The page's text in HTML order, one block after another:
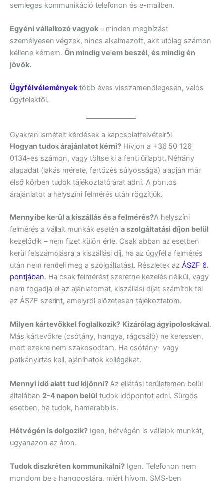
semleges kommunikáció telefonon és e-mailben.
Egyéni vállalkozó vagyok – minden megbízást
személyesen végzek, nincs alkalmazott, akit utólag számon
kéllene kérnem. Ön mindig velem beszél, és mindig én
jövök.
Ügyfélvéleményektöbb éves visszamenőlegesen, valós
ügyfelektől.
Gyakran ismételt kérdések a kapcsolatfelvételről
Hogyan tudok árajánlatot kérni? Hívjon a +36 50 126
0134-es számon, vagy töltse ki a fenti űrlapot. Néhány
alapadat (lakás mérete, fertőzés súlyossága) alapján már
első körben tudok tájékoztató árat adni. A pontos
árajánlatot a helyszíni felmérés után rögzítjük.
Mennyibe kerül a kiszállás és a felmérés?A helyszíni
felmérés a vállalt munkák esetén a szolgáltatási díjon belül
kezelődik – nem fizet külön érte. Csak abban az esetben
kerül felszámolásra a kiszállási díj, ha az ügyfél a felmérés
után nem rendeli meg a szolgáltatást. Részletek az ÁSZF 6.
pontjában. Ha csak felmérést szeretne kezelés nélkül, vagy
nem fogadja el az ajánlatomat, kiszállási díjat számítok fel
az ÁSZF szerint, amelyről előzetesen tájékoztatom.
Milyen kártevőkkel foglalkozik? Kizárólag ágyipoloskával.
Más kártevőkre (csótány, hangya, rágcsáló) ne keressen,
mert ezekre nem szakosodtam. Ha csótány- vagy
patkányirtás kell, ajánlhatok kollégákat.
Mennyi idő alatt tud kijönni? Az ellátási területemen belül
általában 2-4 napon belül tudok időpontot adni. Sürgős
esetben, ha tudok, hamarabb is.
Hétvégén is dolgozik? Igen, hétvégén is vállalok munkát,
ugyanazon az áron.
Tudok diszkréten kommunikálni? Igen. Telefonon nem
mondom be a hangpostára, miért hívom. SMS-ben